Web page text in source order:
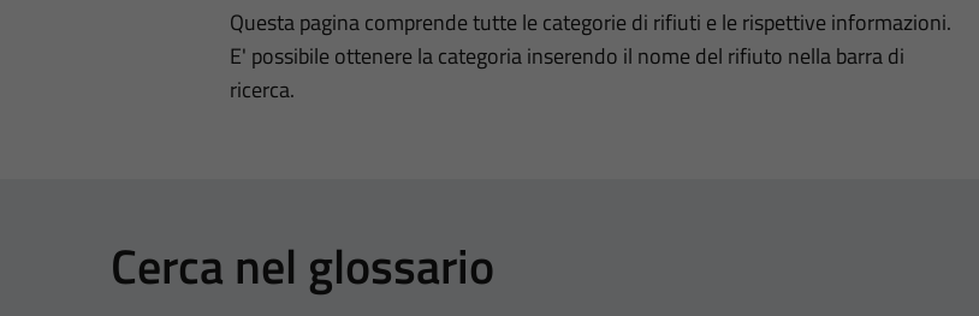
Questa pagina comprende tutte le categorie di rifiuti e le rispettive informazioni.
E' possibile ottenere la categoria inserendo il nome del rifiuto nella barra di
ricerca.
Cerca nel glossario